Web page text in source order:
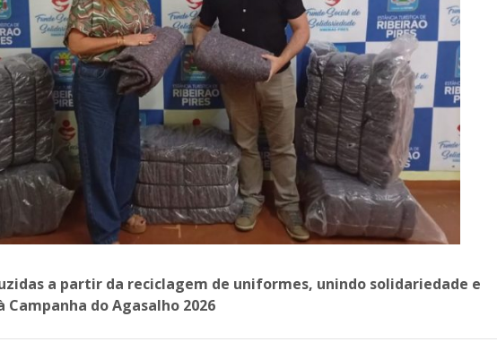
a partir da reciclagem de uniformes, unindo solidariedade e
do Agasalho 2026